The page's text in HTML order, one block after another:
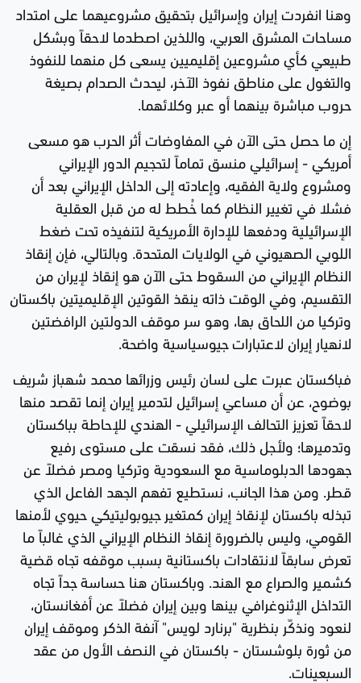
وهنا انفردت إيران وإسرائيل بتحقيق مشروعيهما على امتداد
مساحات المشرق العربي، واللذين اصطدما لاحقاً وبشكل
طبيعي كأي مشروعين إقليميين يسعى كل منهما للنفوذ
والتغول على مناطق نفوذ الآخر، ليحدث الصدام بصيغة
حروب مباشرة بينهما أو عبر وكلائهما.
إن ما حصل حتى الآن في المفاوضات أثر الحرب هو مسعى
أمريكي - إسرائيلي منسق تماماً لتحجيم الدور الإيراني
ومشروع ولاية الفقيه، وإعادته إلى الداخل الإيراني بعد أن
فشلا في تغيير النظام كما خُطط له من قبل العقلية
الإسرائيلية ودفعها للإدارة الأمريكية لتنفيذه تحت ضغط
اللوبي الصهيوني في الولايات المتحدة. وبالتالي، فإن إنقاذ
النظام الإيراني من السقوط حتى الآن هو إنقاذ لإيران من
التقسيم، وفي الوقت ذاته ينقذ القوتين الإقليميتين باكستان
وتركيا من اللحاق بها، وهو سر موقف الدولتين الرافضتين
لانهيار إيران لاعتبارات جيوسياسية واضحة.
فباكستان عبرت على لسان رئيس وزرائها محمد شهباز شريف
بوضوح، عن أن مساعي إسرائيل لتدمير إيران إنما تقصد منها
لاحقاً تعزيز التحالف الإسرائيلي - الهندي للإحاطة بباكستان
وتدميرها؛ ولأجل ذلك، فقد نسقت على مستوى رفيع
جهودها الدبلوماسية مع السعودية وتركيا ومصر فضلاً عن
قطر. ومن هذا الجانب، نستطيع تفهم الجهد الفاعل الذي
تبذله باكستان لإنقاذ إيران كمتغير جيوبوليتيكي حيوي لأمنها
القومي، وليس بالضرورة إنقاذ النظام الإيراني الذي غالباً ما
تعرض سابقاً لانتقادات باكستانية بسبب موقفه تجاه قضية
كشمير والصراع مع الهند. وباكستان هنا حساسة جداً تجاه
التداخل الإثنوغرافي بينها وبين إيران فضلاً عن أفغانستان،
لنعود ونذكّر بنظرية "برنارد لويس" آنفة الذكر وموقف إيران
من ثورة بلوشستان - باكستان في النصف الأول من عقد
السبعينات.